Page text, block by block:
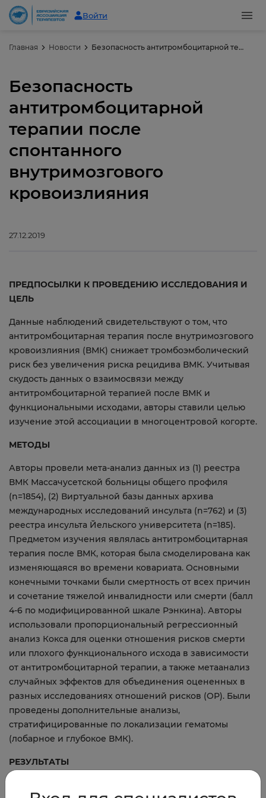
Войти
Главная Новости Безопасность антитромбоцитарной терапии после спонтанного внутримозгового кровоизлияния
Безопасность
антитромбоцитарной
терапии после
спонтанного
внутримозгового
кровоизлияния
27.12.2019
ПРЕДПОСЫЛКИ К ПРОВЕДЕНИЮ ИССЛЕДОВАНИЯ И
ЦЕЛЬ
Данные наблюдений свидетельствуют о том, что
антитромбоцитарная терапия после внутримозгового
кровоизлияния (ВМК) снижает тромбоэмболический
риск без увеличения риска рецидива ВМК. Учитывая
скудость данных о взаимосвязи между
антитромбоцитарной терапией после ВМК и
функциональными исходами, авторы ставили целью
изучение этой ассоциации в многоцентровой когорте.
МЕТОДЫ
Авторы провели мета-анализ данных из (1) реестра
ВМК Массачусетской больницы общего профиля
(n=1854), (2) Виртуальной базы данных архива
международных исследований инсульта (n=762) и (3)
реестра инсульта Йельского университета (n=185).
Предметом изучения являлась антитромбоцитарная
терапия после ВМК, которая была смоделирована как
изменяющаяся во времени ковариата. Основными
конечными точками были смертность от всех причин
и сочетание тяжелой инвалидности или смерти (балл
4-6 по модифицированной шкале Рэнкина). Авторы
использовали пропорциональный регрессионный
анализ Кокса для оценки отношения рисков смерти
или плохого функционального исхода в зависимости
от антитромбоцитарной терапии, а также метаанализ
случайных эффектов для объединения оцененных в
разных исследованиях отношений рисков (ОР). Были
проведены дополнительные анализы,
стратифицированные по локализации гематомы
(лобарное и глубокое ВМК).
РЕЗУЛЬТАТЫ